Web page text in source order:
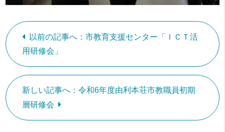
以前の記事へ：市教育支援センター「ＩＣＴ活
用研修会」
新しい記事へ：令和6年度由利本荘市教職員初期
層研修会